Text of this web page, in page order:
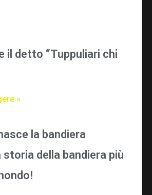
il detto “Tuppuliari chi
»
la bandiera
storia della bandiera più